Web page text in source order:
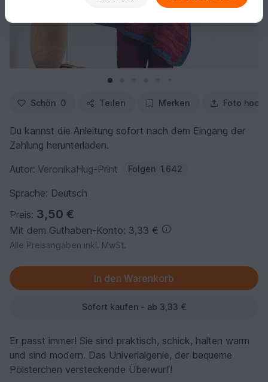
Schön 0 Teilen Merken Foto
Du kannst die Anleitung sofort nach dem Eingang der
Zahlung herunterladen.
Autor: VeronikaHug-Print Folgen 1.642
Sprache: Deutsch
Preis: 3,50 €
Mit dem Guthaben-Konto: 3,33 €
Alle Preisangaben inkl. MwSt.
Sofort kaufen - ab 3,33 €
Er passt immer! Sie sind praktisch, schick, halten warm
und sind modern. Das Univerialgenie, der bequeme
Pölsterchen versteckende Überwurf!